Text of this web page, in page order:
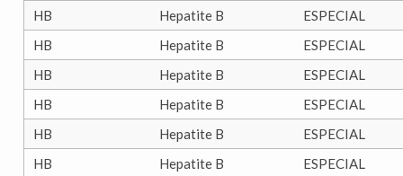
HB Hepatite B
ESPECIAL
HB
Hepatite B
ESPECIAL
HB
Hepatite B
ESPECIAL
HB
Hepatite B
ESPECIAL
HB
Hepatite B
ESPECIAL
HB
Hepatite B
ESPECIAL